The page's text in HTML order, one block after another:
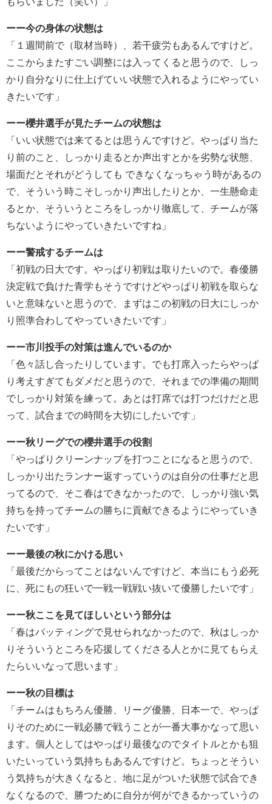
ーー今の身体の状態は
「１週間前で（取材当時）、若干疲労もあるんですけど。
ここからまたすごい調整には入ってくると思うので、しっ
かり自分なりに仕上げていい状態で入れるようにやってい
きたいです」
ーー櫻井選手が見たチームの状態は
「いい状態では来てるとは思うんですけど。やっぱり当た
り前のこと、しっかり走るとか声出すとかを劣勢な状態、
場面だとそれがどうしても できなくなっちゃう時があるの
で、そういう時こそしっかり声出したりとか、一生懸命走
るとか、そういうところをしっかり徹底して、チームが落
ちないようにやっていきたいですね」
ーー警戒するチームは
「初戦の日大です。やっぱり初戦は取りたいので。春優勝
決定戦で負けた青学もそうですけどやっぱり初戦を取らな
いと意味ないと思うので、まずはこの初戦の日大にしっか
り照準合わしてやっていきたいです」
ーー市川投手の対策は進んでいるのか
「色々話し合ったりしています。でも打席入ったらやっぱ
り考えすぎてもダメだと思うので、それまでの準備の期間
でしっかり対策を練って。あとは打席では打つだけだと思
って、試合までの時間を大切にしたいです」
ーー秋リーグでの櫻井選手の役割
「やっぱりクリーンナップを打つことになると思うので、
しっかり出たランナー返すっていうのは自分の仕事だと思
ってるので、そこ春はできなかったので、しっかり強い気
持ちを持ってチームの勝ちに貢献できるようにやっていき
たいです」
ーー最後の秋にかける思い
「最後だからってことはないんですけど、本当にもう必死
に、死にもの狂いで一戦一戦戦い抜いて優勝したいです」
ーー秋ここを見てほしいという部分は
「春はバッティングで見せられなかったので、秋はしっか
りそういうところを応援してくださる人とかに見てもらえ
たらいいなって思います」
ーー秋の目標は
「チームはもちろん優勝、リーグ優勝、日本一で、やっぱ
りそのために一戦必勝で戦うことが一番大事かなって思い
ます。個人としてはやっぱり最後なのでタイトルとかも狙
いたいっていう気持ちもあるんですけど。ちょっとそうい
う気持ちが大きくなると、地に足がついた状態で試合でき
なくなるので、勝つために自分が何ができるかっていうの